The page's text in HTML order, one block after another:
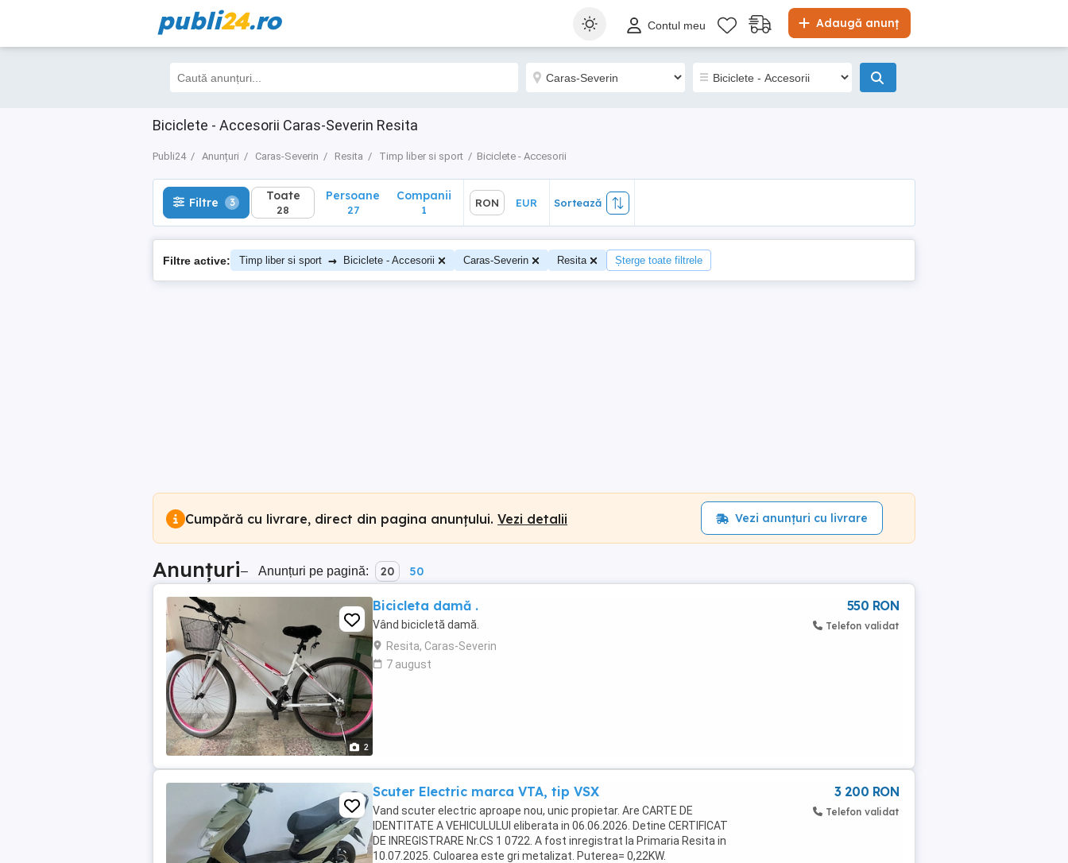
publi24.ro Adaugă anunț
Contul meu
Biciclete - Accesorii Caras-Severin Resita
Publi24 Anunțuri Caras-Severin Resita Timp liber si sport Biciclete - Accesorii
Filtre 3 Toate
28
Sortează
Filtre 3 Toate
28
Persoane
27
Companii
1
RON EUR Sortează
Filtre active: Timp liber si sport → Biciclete - Accesorii Caras-Severin Resita Șterge toate filtrele
Cumpără cu livrare, direct din pagina anunțului. Vezi detalii Vezi anunțuri cu livrare
Anunțuri– Anunțuri pe pagină: 20 50
2
Bicicleta damă .
Vând bicicletă damă.
Resita, Caras-Severin
7 august
550 RON
Telefon validat
Scuter Electric marca VTA, tip VSX
Vand scuter electric aproape nou, unic propietar. Are CARTE DE
IDENTITATE A VEHICULULUI eliberata in 06.06.2026. Detine CERTIFICAT
DE INREGISTRARE Nr.CS 1 0722. A fost inregistrat la Primaria Resita in
10.07.2025. Culoarea este gri metalizat. Puterea= 0,22KW.
3 200 RON
Telefon validat